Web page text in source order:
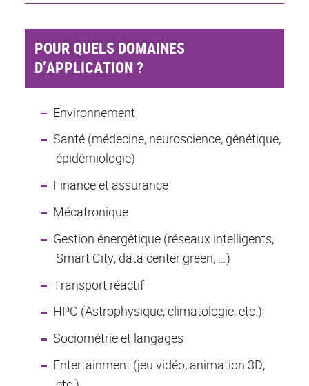
POUR QUELS DOMAINES
D’APPLICATION ?
Environnement
Santé (médecine, neuroscience, génétique,
épidémiologie)
Finance et assurance
Mécatronique
Gestion énergétique (réseaux intelligents,
Smart City, data center green, …)
Transport réactif
HPC (Astrophysique, climatologie, etc.)
Sociométrie et langages
Entertainment (jeu vidéo, animation 3D,